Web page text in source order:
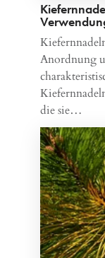
Anordnung
die sie…